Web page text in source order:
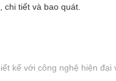
tiết và bao quát.
kế với công nghệ hiện